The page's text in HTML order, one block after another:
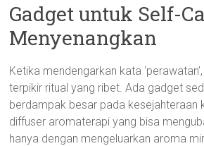
Gadget untuk Self-
Menyenangkan
Ketika mendengarkan kata
terpikir ritual yang ribet. Ada gadget
berdampak besar pada kesejahteraan
diffuser aromaterapi yang bisa
hanya dengan mengeluarkan aroma